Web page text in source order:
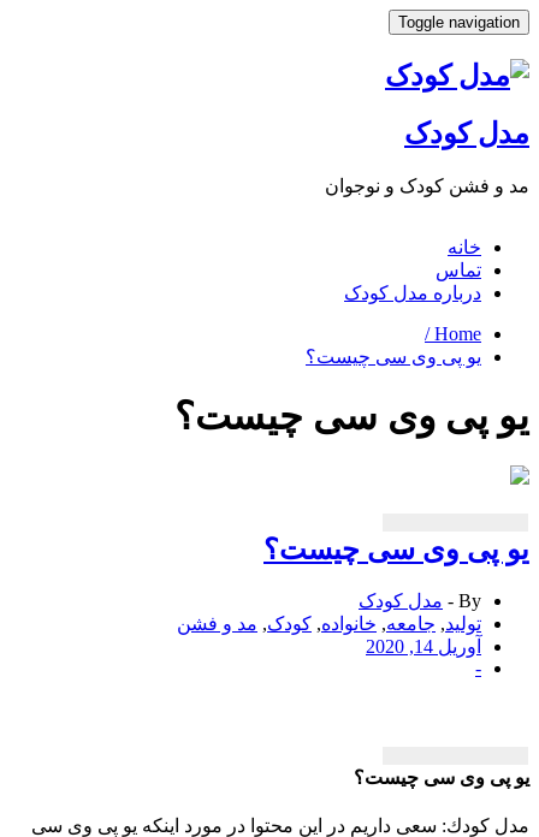
Toggle
کودک
فشن کودک و نوجوان
خانه
تماس
درباره مدل کودک
Home /
یو پی وی سی چیست؟
پی وی سی چیست؟
پی وی سی چیست؟
By -
مدل کودک
تولید
,جامعه,خانواده,کودک,مد و فشن
آوریل 14, 2020
وی سی چیست؟
كودك: سعی داریم در این محتوا در مورد اینكه یو پی وی سی